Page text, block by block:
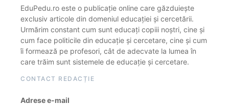
EduPedu.ro este o publicație online care găzduiește
exclusiv articole din domeniul educației și cercetării.
Urmărim constant cum sunt educați copiii noștri, cine și
cum face politicile din educație și cercetare, cine și cum
îi formează pe profesori, cât de adecvate la lumea în
care trăim sunt sistemele de educație și cercetare.
CONTACT REDACȚIE
Adrese e-mail